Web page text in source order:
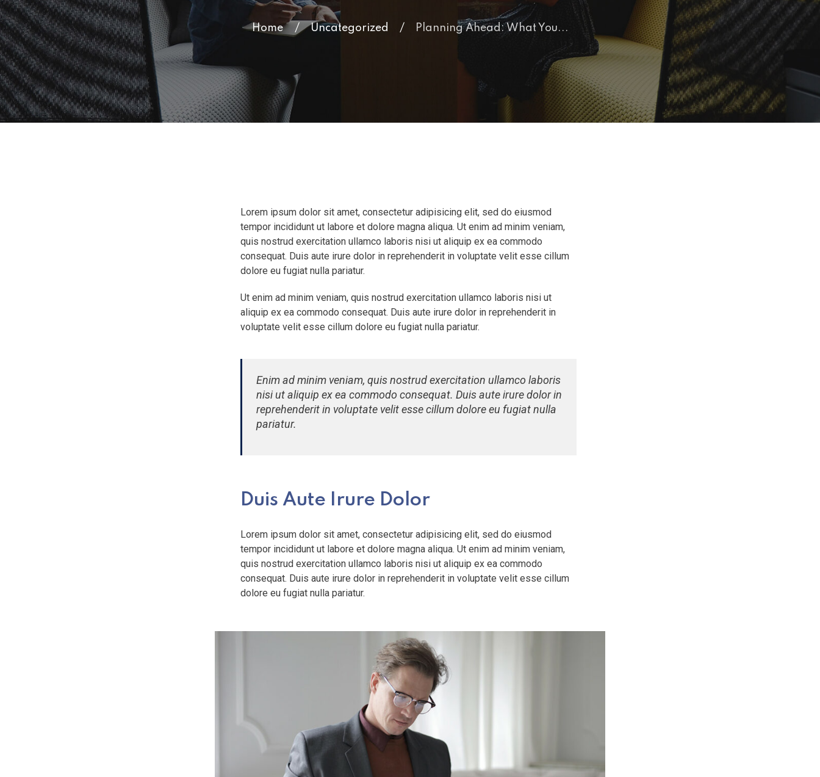
Home / Uncategorized / Planning Ahead: What You...
Lorem ipsum dolor sit amet, consectetur adipisicing elit, sed do eiusmod
tempor incididunt ut labore et dolore magna aliqua. Ut enim ad minim veniam,
quis nostrud exercitation ullamco laboris nisi ut aliquip ex ea commodo
consequat. Duis aute irure dolor in reprehenderit in voluptate velit esse cillum
dolore eu fugiat nulla pariatur.
Ut enim ad minim veniam, quis nostrud exercitation ullamco laboris nisi ut
aliquip ex ea commodo consequat. Duis aute irure dolor in reprehenderit in
voluptate velit esse cillum dolore eu fugiat nulla pariatur.
Enim ad minim veniam, quis nostrud exercitation ullamco laboris
nisi ut aliquip ex ea commodo consequat. Duis aute irure dolor in
reprehenderit in voluptate velit esse cillum dolore eu fugiat nulla
pariatur.
Duis Aute Irure Dolor
Lorem ipsum dolor sit amet, consectetur adipisicing elit, sed do eiusmod
tempor incididunt ut labore et dolore magna aliqua. Ut enim ad minim veniam,
quis nostrud exercitation ullamco laboris nisi ut aliquip ex ea commodo
consequat. Duis aute irure dolor in reprehenderit in voluptate velit esse cillum
dolore eu fugiat nulla pariatur.